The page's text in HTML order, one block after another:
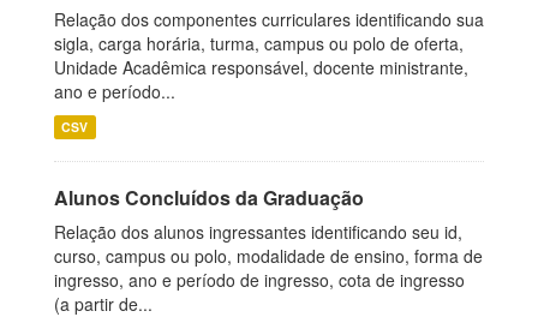
Relação dos componentes curriculares identificando sua
sigla, carga horária, turma, campus ou polo de oferta,
Unidade Acadêmica responsável, docente ministrante,
ano e período...
CSV
Alunos Concluídos da Graduação
Relação dos alunos ingressantes identificando seu id,
curso, campus ou polo, modalidade de ensino, forma de
ingresso, ano e período de ingresso, cota de ingresso
(a partir de...